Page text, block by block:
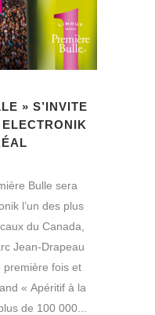
» S’INVITE
Bulle sera
l’un des plus
du Canada,
Jean-Drapeau
première fois et
« Apéritif à la
de 100 000...